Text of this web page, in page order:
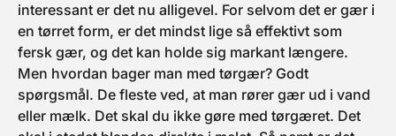
interessant er det nu alligevel. For selvom det er gær i
en tørret form, er det mindst lige så effektivt som
fersk gær, og det kan holde sig markant længere.
Men hvordan bager man med tørgær? Godt
spørgsmål. De fleste ved, at man rører gær ud i vand
eller mælk. Det skal du ikke gøre med tørgæret. Det